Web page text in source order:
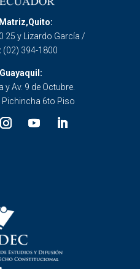
25 y Lizardo García /
(02) 394-1800
y Av. 9 de Octubre.
6to Piso